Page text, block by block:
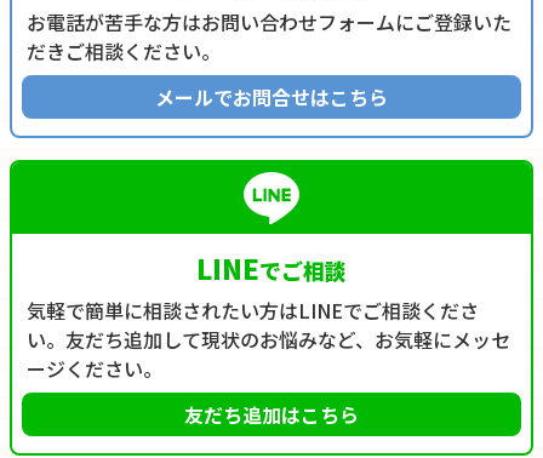
お電話が苦手な方はお問い合わせフォームにご登録いた
だきご相談ください。
メールでお問合せはこちら
LINEでご相談
気軽で簡単に相談されたい方はLINEでご相談くださ
い。友だち追加して現状のお悩みなど、お気軽にメッセ
ージください。
友だち追加はこちら